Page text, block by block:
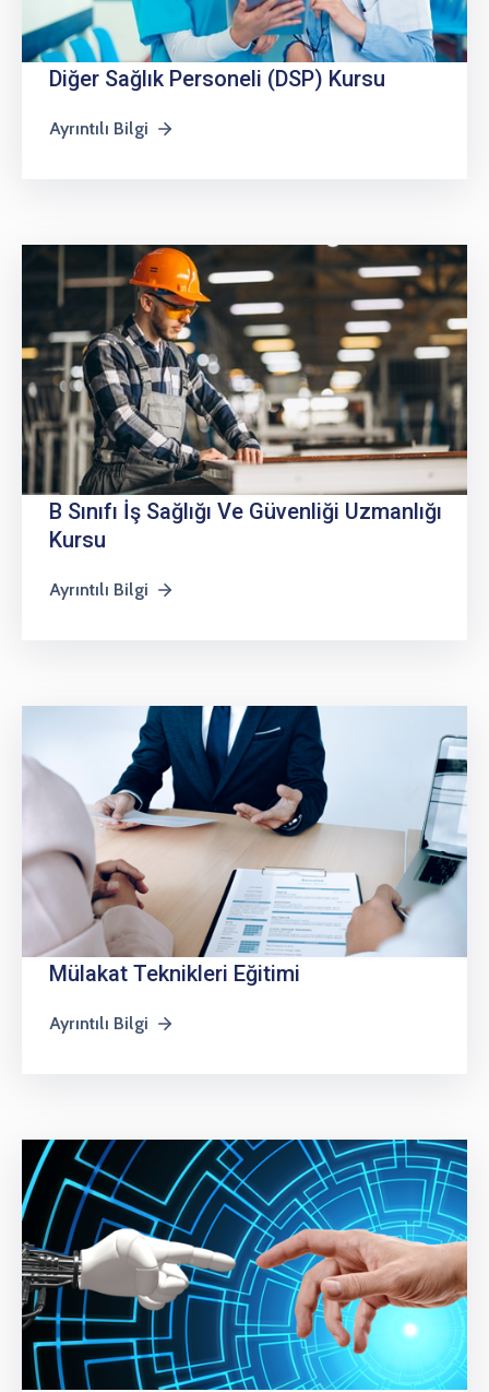
Diğer Sağlık Personeli (DSP) Kursu
Ayrıntılı Bilgi
B Sınıfı İş Sağlığı Ve Güvenliği Uzmanlığı
Kursu
Ayrıntılı Bilgi
Mülakat Teknikleri Eğitimi
Ayrıntılı Bilgi